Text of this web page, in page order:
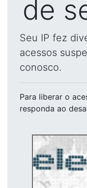
de
Seu IP fez
acessos
conosco.
Para liberar o
responda ao